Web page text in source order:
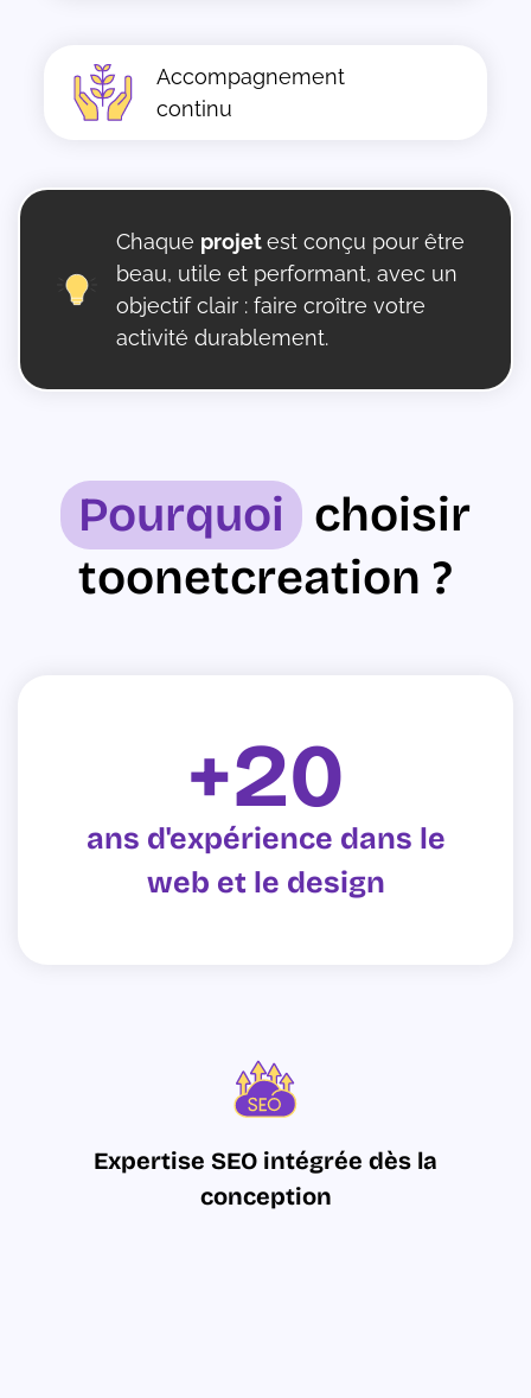
Accompagnement
continu
Chaque projetest conçu pour être
beau, utile et performant, avec un
objectif clair : faire croître votre
activité durablement.
Pourquoi choisir
toonetcreation ?
20
ans d'expérience dans le
web et le design
Expertise SEO intégrée dès la
conception